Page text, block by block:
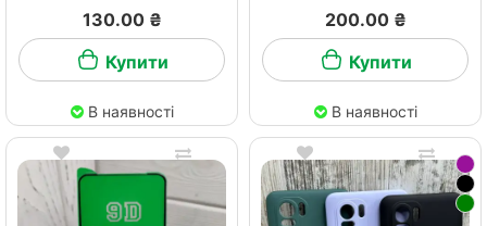
130.00 ₴
Купити
В наявності
200.00 ₴
Купити
В наявності